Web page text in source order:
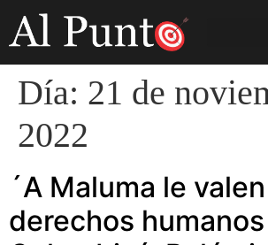
Día: 21 de
2022
´A Maluma le
derechos